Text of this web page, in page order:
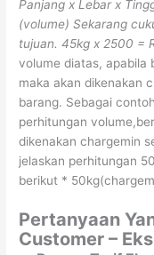
Panjang x Lebar x
(volume) Sekarang
tujuan. 45kg x 2500 =
volume diatas, apabila
maka akan dikenakan
barang. Sebagai
perhitungan
dikenakan chargemin
jelaskan perhitungan
berikut *
Pertanyaan
Customer –